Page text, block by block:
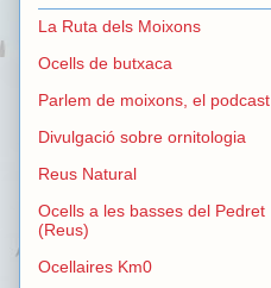
La Ruta dels Moixons
Ocells de butxaca
Parlem de moixons, el podcast
Divulgació sobre ornitologia
Reus Natural
Ocells a les basses del Pedret
(Reus)
Ocellaires Km0